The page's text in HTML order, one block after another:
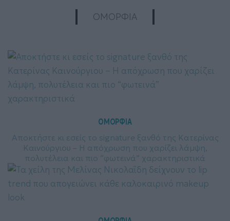
ΟΜΟΡΦΙΑ
ΟΜΟΡΦΙΑ
Αποκτήστε κι εσείς το signature ξανθό της Κατερίνας
Καινούργιου – Η απόχρωση που χαρίζει λάμψη,
πολυτέλεια και πιο “φωτεινά” χαρακτηριστικά